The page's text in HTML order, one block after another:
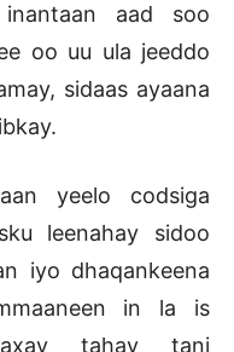
aad soo
oo uu ula jeeddo
sidaas ayaana
yeelo codsiga
leenahay sidoo
iyo dhaqankeena
in la is
tahay tani